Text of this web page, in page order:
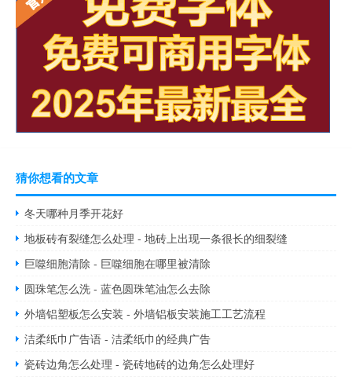
猜你想看的文章
冬天哪种月季开花好
地板砖有裂缝怎么处理 - 地砖上出现一条很长的细裂缝
巨噬细胞清除 - 巨噬细胞在哪里被清除
圆珠笔怎么洗 - 蓝色圆珠笔油怎么去除
外墙铝塑板怎么安装 - 外墙铝板安装施工工艺流程
洁柔纸巾广告语 - 洁柔纸巾的经典广告
瓷砖边角怎么处理 - 瓷砖地砖的边角怎么处理好